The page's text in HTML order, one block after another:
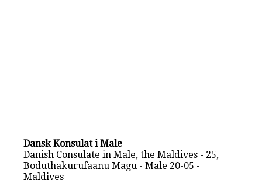
Dansk Konsulat i Male
Danish Consulate in Male, the Maldives - 25,
Boduthakurufaanu Magu - Male 20-05 -
Maldives